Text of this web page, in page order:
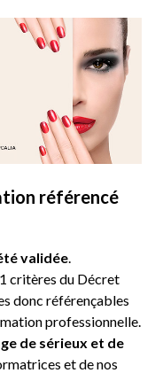
référencé
validée
critères du Décret
donc référençables
professionnelle.
de sérieux et de
et de nos